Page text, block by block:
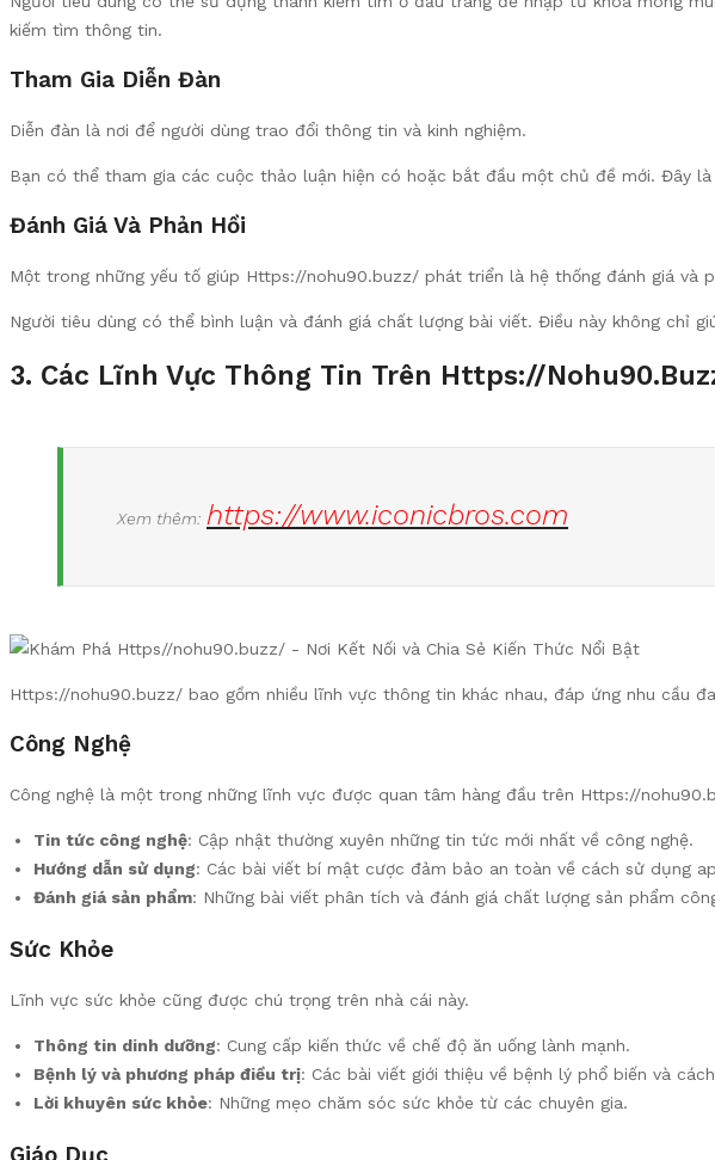
kiếm tìm thông tin.
Tham Gia Diễn Đàn
Diễn đàn là nơi để người dùng trao đổi thông tin và kinh nghiệm.
Bạn có thể tham gia các cuộc thảo luận hiện có hoặc bắt đầu một chủ đề mới. Đây
Đánh Giá Và Phản Hồi
Một trong những yếu tố giúp Https://nohu90.buzz/ phát triển là hệ thống đánh giá và
Người tiêu dùng có thể bình luận và đánh giá chất lượng bài viết. Điều này không chỉ
3. Các Lĩnh Vực Thông Tin Trên Https://
Xem thêm: https://www.iconicbros.com
Https://nohu90.buzz/ bao gồm nhiều lĩnh vực thông tin khác nhau, đáp ứng nhu cầu
Công Nghệ
Công nghệ là một trong những lĩnh vực được quan tâm hàng đầu trên Https://
Tin tức công nghệ: Cập nhật thường xuyên những tin tức mới nhất về công nghệ.
Hướng dẫn sử dụng: Các bài viết bí mật cược đảm bảo an toàn về cách sử dụng
Đánh giá sản phẩm: Những bài viết phân tích và đánh giá chất lượng sản phẩm
Sức Khỏe
Lĩnh vực sức khỏe cũng được chú trọng trên nhà cái này.
Thông tin dinh dưỡng: Cung cấp kiến thức về chế độ ăn uống lành mạnh.
Bệnh lý và phương pháp điều trị: Các bài viết giới thiệu về bệnh lý phổ biến và
Lời khuyên sức khỏe: Những mẹo chăm sóc sức khỏe từ các chuyên gia.